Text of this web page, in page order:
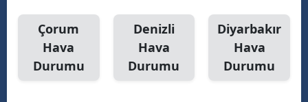
Çorum
Hava
Durumu
Denizli
Hava
Durumu
Diyarbakır
Hava
Durumu